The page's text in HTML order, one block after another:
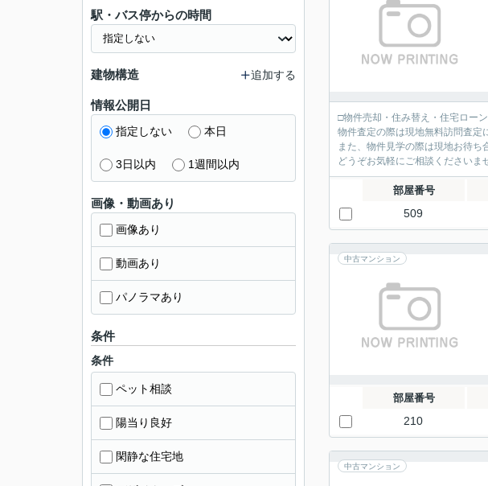
□物件売却・住み替え・住宅ロー
物件査定の際は現地無料訪問査定
また、物件見学の際は現地お待ち
どうぞお気軽にご相談くださいま
部屋番号
509
中古マンション
部屋番号
210
中古マンション
駅・バス停からの時間
建物構造 追加する
情報公開日
指定しない 本日
3日以内 1週間以内
画像・動画あり
画像あり
動画あり
パノラマあり
条件
条件
ペット相談
陽当り良好
閑静な住宅地